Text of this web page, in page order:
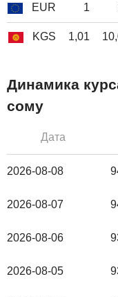
EUR 1
KGS 1,01
Динамика
сому
Дата
2026-08-08
2026-08-07
2026-08-06
2026-08-05